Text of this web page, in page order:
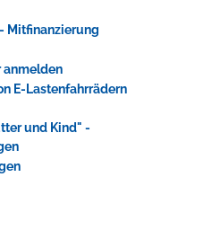
Mitfinanzierung
E-Lastenfahrrädern
und Kind" -